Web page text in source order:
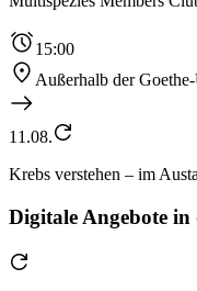
15:00
Außerhalb der
11.08.
Krebs verstehen – im
Digitale Angebote